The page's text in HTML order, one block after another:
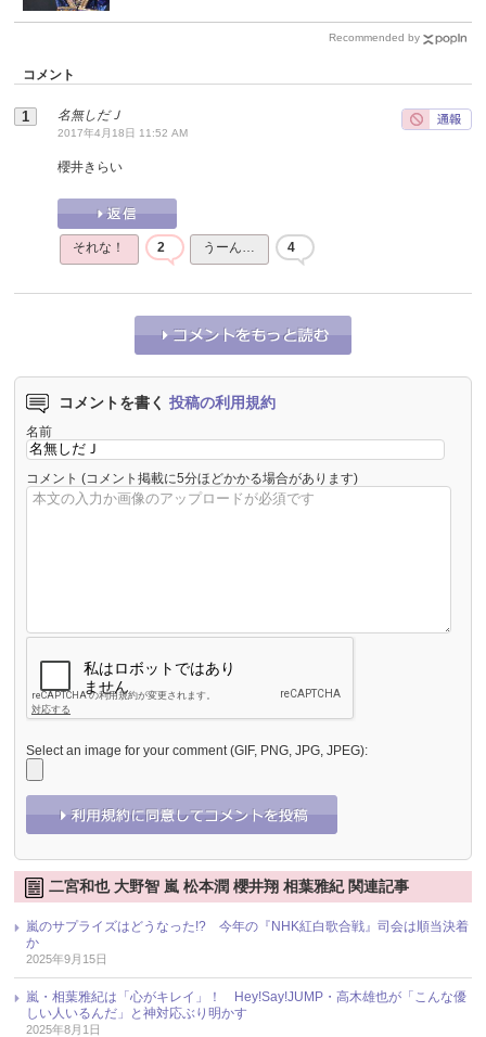
Recommended by
コメント
名無しだＪ
2017年4月18日 11:52 AM
櫻井きらい
それな！ 2 うーん… 4
コメントを書く 投稿の利用規約
名前
コメント (コメント掲載に5分ほどかかる場合があります)
Select an image for your comment (GIF, PNG, JPG, JPEG):
二宮和也 大野智 嵐 松本潤 櫻井翔 相葉雅紀 関連記事
嵐のサプライズはどうなった!? 今年の『NHK紅白歌合戦』司会は順当決着
か
2025年9月15日
嵐・相葉雅紀は「心がキレイ」！ Hey!Say!JUMP・高木雄也が「こんな優
しい人いるんだ」と神対応ぶり明かす
2025年8月1日